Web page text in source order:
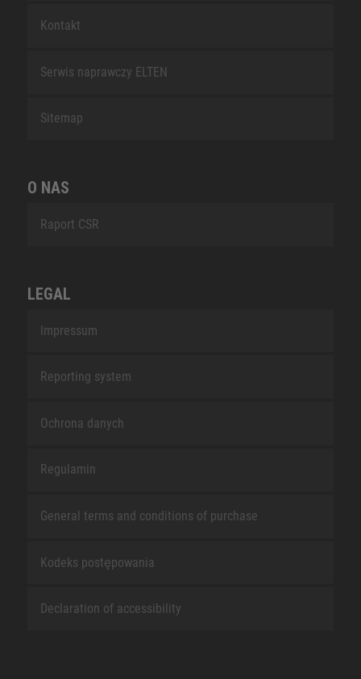
Kontakt
Serwis naprawczy ELTEN
Sitemap
O NAS
Raport CSR
LEGAL
Impressum
Reporting system
Ochrona danych
Regulamin
General terms and conditions of purchase
Kodeks postępowania
Declaration of accessibility